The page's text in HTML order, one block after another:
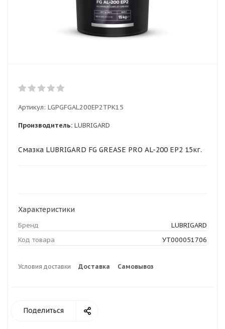
Артикул: LGPGFGAL200EP2TPK15
Производитель: LUBRIGARD
Смазка LUBRIGARD FG GREASE PRO AL-200 EP2 15кг.
Характеристики
Бренд
LUBRIGARD
Код товара
УТ000051706
Условия доставки Доставка Самовывоз
Поделиться